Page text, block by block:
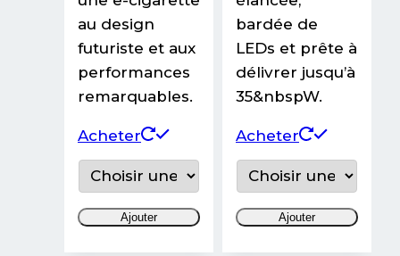
au design
futuriste et aux
performances
remarquables.
Acheter
Ce
produit
a
plusieurs
variations.
Ajouter
bardée de
LEDs et prête à
délivrer jusqu’à
35&nbspW.
Acheter
Ce
produit
a
plusieurs
Ajouter